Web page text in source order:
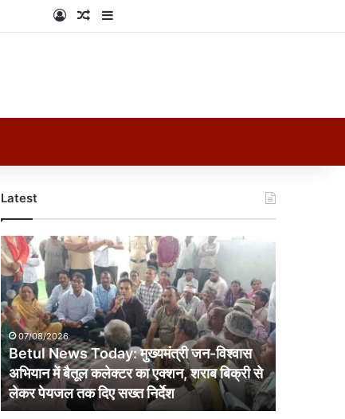
Log InRandom Article
Sidebar
Latest
Betul
News
Today:
मुख्यमंत्री
जन-
विश्वास
अभियान
में
बैतूल
कलेक्टर
का
07/08/2026
Betul News Today: मुख्यमंत्री जन-विश्वास
अभियान में बैतूल कलेक्टर का एक्शन, शराब बिक्री से
लेकर पेयजल तक दिए सख्त निर्देश